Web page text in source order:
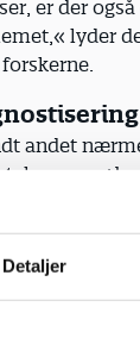
Detaljer
er der
lyder
andet
om og
og
børn
med